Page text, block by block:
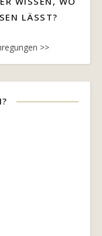
LÄSST?
>>